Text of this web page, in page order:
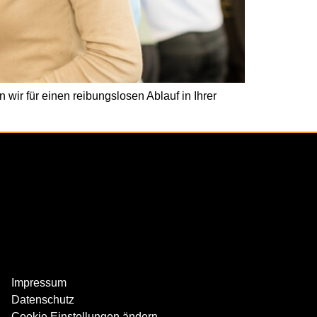
wir für einen reibungslosen Ablauf in Ihrer
Impressum
Datenschutz